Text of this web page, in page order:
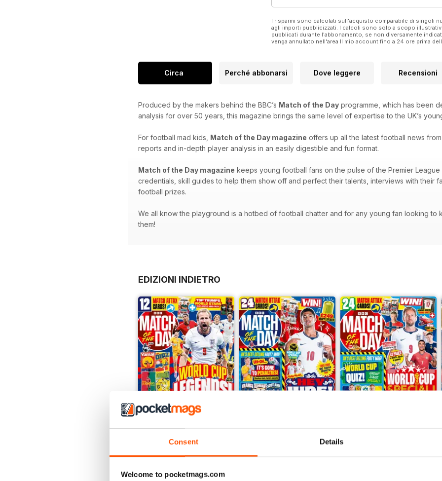
Consent Details
Welcome to pocketmags.com
I risparmi sono calcolati sull'acquisto comparabile di singoli
agli importi pubblicizzati. I calcoli sono solo a scopo
pubblicati durante l'abbonamento, se non diversamente
venga annullato nell'area Il mio account fino a 24 ore prima
Circa Perché abbonarsi Dove leggere Recensioni
Produced by the makers behind the BBC’s Match of the Day programme, which has been
analysis for over 50 years, this magazine brings the same level of expertise to the UK’s
For football mad kids, Match of the Day magazine offers up all the latest football news
reports and in-depth player analysis in an easily digestible and fun format.
Match of the Day magazine keeps young football fans on the pulse of the Premier
credentials, skill guides to help them show off and perfect their talents, interviews with their
football prizes.
We all know the playground is a hotbed of football chatter and for any young fan looking to
them!
EDIZIONI INDIETRO
Issue 756
Acquista per€4,99
Vista |Al carrello
Acquista per€4,99
Issue 754
Acquista per€4,99